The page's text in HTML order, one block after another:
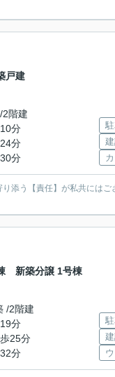
戸建
階建
分
分
分
添う【責任】が私共にはご
新築分譲 1号棟
/2階建
分
25分
分